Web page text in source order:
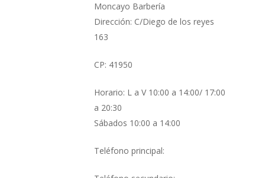
Moncayo Barbería
Dirección: C/Diego de los reyes
163
CP: 41950
Horario: L a V 10:00 a 14:00/ 17:00
a 20:30
Sábados 10:00 a 14:00
Teléfono principal: